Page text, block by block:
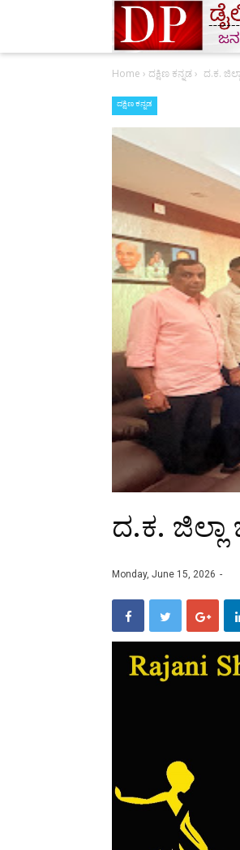
Home › ದಕ್ಷಿಣ ಕನ್ನಡ› ದ.ಕ.
ದಕ್ಷಿಣ ಕನ್ನಡ
ದ.ಕ.
Monday, June 15, 2026